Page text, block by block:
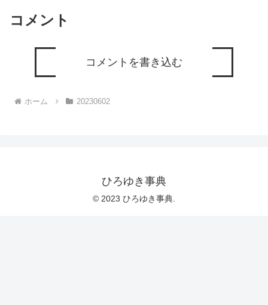
コメント
コメントを書き込む
ホーム 20230602
ひろゆき事典
© 2023 ひろゆき事典.